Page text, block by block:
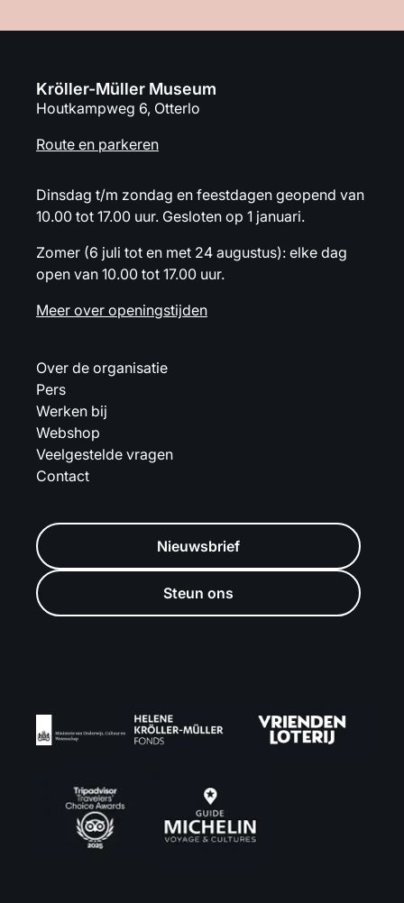
Kröller-Müller Museum
Houtkampweg 6, Otterlo
Route en parkeren
Dinsdag t/m zondag en feestdagen geopend van
10.00 tot 17.00 uur. Gesloten op 1 januari.
Zomer (6 juli tot en met 24 augustus): elke dag
open van 10.00 tot 17.00 uur.
Meer over openingstijden
Over de organisatie
Pers
Werken bij
Webshop
Veelgestelde vragen
Contact
Nieuwsbrief
Steun ons